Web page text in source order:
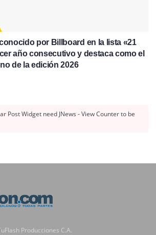
por Billboard en la lista «21
año consecutivo y destaca como el
de la edición 2026
Post Widget need JNews - View Counter to be
Producciones C.A.